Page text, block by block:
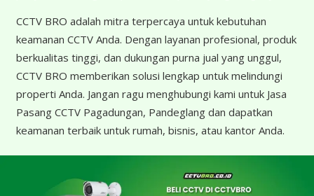
CCTV BRO adalah mitra terpercaya untuk kebutuhan
keamanan CCTV Anda. Dengan layanan profesional, produk
berkualitas tinggi, dan dukungan purna jual yang unggul,
CCTV BRO memberikan solusi lengkap untuk melindungi
properti Anda. Jangan ragu menghubungi kami untuk Jasa
Pasang CCTV Pagadungan, Pandeglang dan dapatkan
keamanan terbaik untuk rumah, bisnis, atau kantor Anda.